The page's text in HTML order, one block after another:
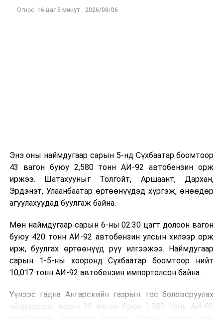
хэсгийн
тогтоолын
төслүүдийг
хэлэлцүүлэгт
бэлтгэх
үүрэг бүхий
ажлын
хэсгийн
ДАРААХ МЭДЭЭ
УИХ: Өнөөдөр чуулганы нэгдсэн хуралдаанаар...
Огноо: 16 цаг 5 минут , 2026/08/06
Энэ оны наймдугаар сарын 5-нд Сүхбаатар боомтоор
43 вагон буюу 2,580 тонн АИ-92 автобензин орж
иржээ. Шатахууныг Толгойт, Аршаант, Дархан,
Эрдэнэт, Улаанбаатар өртөөнүүдэд хүргэж, өнөөдөр
агуулахуудад буулгаж байна.
Мөн наймдугаар сарын 6-ны 02:30 цагт долоон вагон
буюу 420 тонн АИ-92 автобензин улсын хилээр орж
ирж, буулгах өртөөнүүд рүү илгээжээ. Наймдугаар
сарын 1-5-ны хооронд Сүхбаатар боомтоор нийт
10,017 тонн АИ-92 автобензин импортолсон байна.
Үүнээс гадна Ангарскийн газрын тос боловсруулах
үйлдвэрээс ачсан 33 вагон буюу 1,980 тонн АИ-92